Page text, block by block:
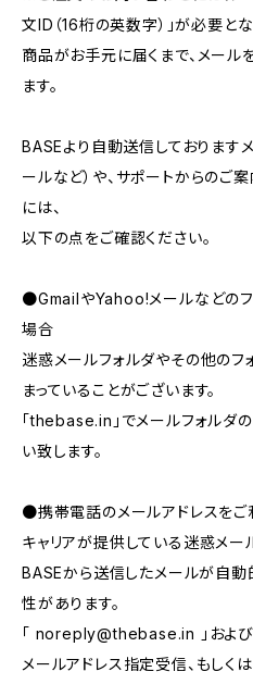
文ID（16桁の英数字）」が必要とな
商品がお手元に届くまで、メール
ます。
BASEより自動送信しております
ールなど）や、サポートからのご
には、
以下の点をご確認ください。
●GmailやYahoo!メールなどのフ
場合
迷惑メールフォルダやその他の
まっていることがございます。
「thebase.in」でメールフォルダ
い致します。
●携帯電話のメールアドレスをご
キャリアが提供している迷惑メー
BASEから送信したメールが自
性があります。
「 noreply@thebase.in 」およ
メールアドレス指定受信、もしく